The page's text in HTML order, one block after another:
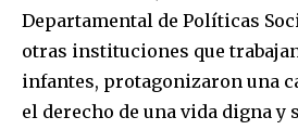
Departamental de Políticas
otras instituciones que
infantes, protagonizaron una
el derecho de una vida digna y